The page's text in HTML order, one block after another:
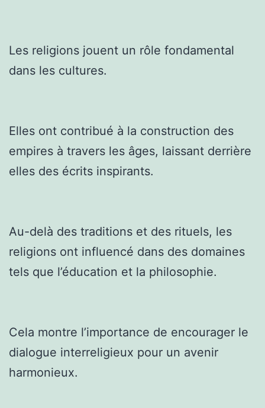
Les religions jouent un rôle fondamental
dans les cultures.
Elles ont contribué à la construction des
empires à travers les âges, laissant derrière
elles des écrits inspirants.
Au-delà des traditions et des rituels, les
religions ont influencé dans des domaines
tels que l’éducation et la philosophie.
Cela montre l’importance de encourager le
dialogue interreligieux pour un avenir
harmonieux.